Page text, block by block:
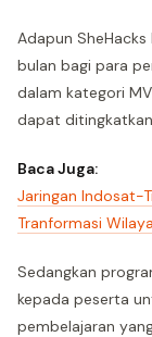
Adapun
bulan bagi para
dalam kategori
dapat
Baca Juga:
Jaringan Indosat-
Tranformasi
Sedangkan
kepada peserta
pembelajaran